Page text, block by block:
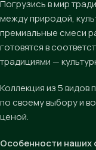
Погрузись в мир
между природой,
премиальные смеси
готовятся в
традициями —
Коллекция из 5 видов
по своему выбору и
ценой.
Особенности наших